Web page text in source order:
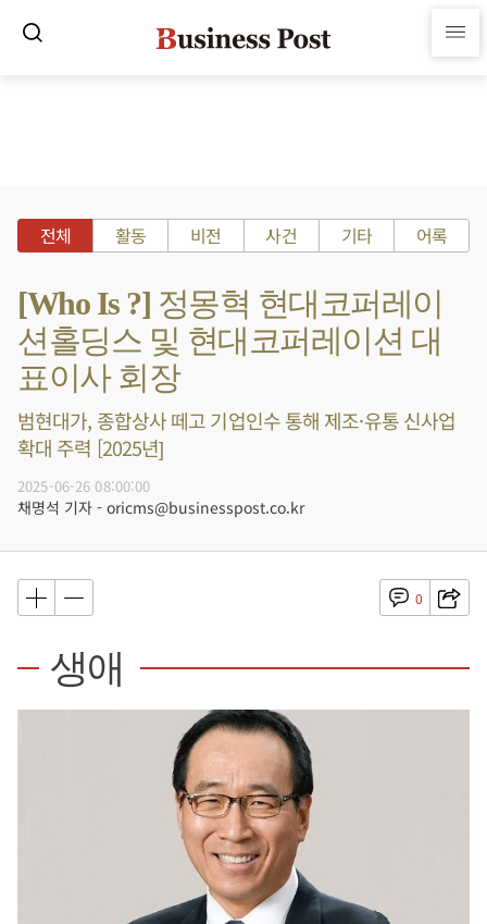
전체 활동 비전 사건 기타 어록
[Who Is ?] 정몽혁 현대코퍼레이
션홀딩스 및 현대코퍼레이션 대
표이사 회장
범현대가, 종합상사 떼고 기업인수 통해 제조·유통 신사업
확대 주력 [2025년]
2025-06-26 08:00:00
채명석 기자 - oricms@businesspost.co.kr
0
생애